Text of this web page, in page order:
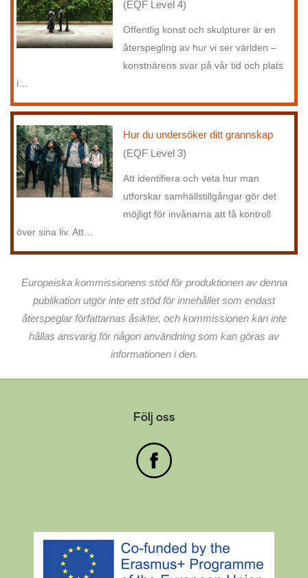
(EQF Level 4)
Offentlig konst och skulpturer är en
återspegling av hur vi ser världen –
konstnärens svar på vår tid och plats
i
Hur du undersöker ditt grannskap
(EQF Level 3)
Att identifiera och veta hur man
utforskar samhällstillgångar gör det
möjligt för invånarna att få kontroll
över sina liv. Att
Europeiska kommissionens stöd för produktionen av denna
publikation utgör inte ett stöd för innehållet som endast
återspeglar författarnas åsikter, och kommissionen kan inte
hållas ansvarig för någon användning som kan göras av
informationen i den.
Följ oss